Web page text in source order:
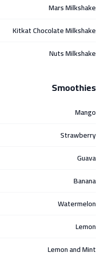
Mars Milkshake
Kitkat Chocolate Milkshake
Nuts Milkshake
Smoothies
Mango
Strawberry
Guava
Banana
Watermelon
Lemon
Lemon and Mint